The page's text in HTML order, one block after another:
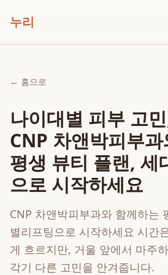
누리
← 홈으로
나이대별 피부 고
CNP 차앤박피부
평생 뷰티 플랜, 세
으로 시작하세요
CNP 차앤박피부과와 함께하는
별리프팅으로 시작하세요 시간
게 흐르지만, 거울 앞에서 마주
각기 다른 고민을 안겨줍니다.